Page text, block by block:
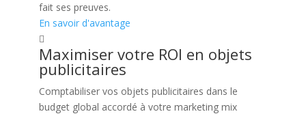
fait ses preuves.
En savoir d'avantage
Maximiser votre ROI en objets
publicitaires
Comptabiliser vos objets publicitaires dans le
budget global accordé à votre marketing mix